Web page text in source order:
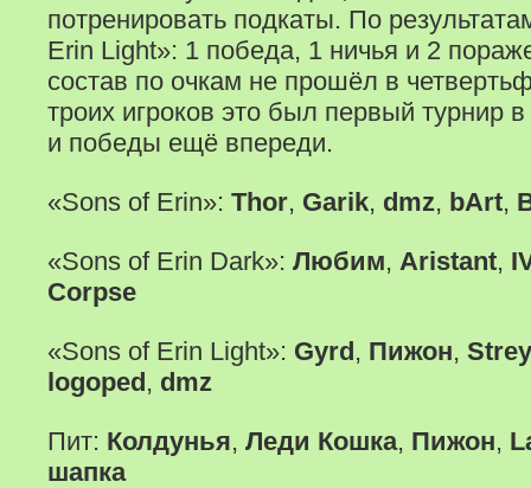
потренировать подкаты. По
Erin Light»: 1 победа, 1 ничья и 2
состав по очкам не прошёл в
троих игроков это был первый турнир
и победы ещё впереди.
«Sons of Erin»: Thor, Garik, dmz, bArt,
«Sons of Erin Dark»: Любим, Aristant,
Corpse
«Sons of Erin Light»: Gyrd, Пижон, Strey
logoped, dmz
Пит: Колдунья, Леди Кошка, Пижон,
шапка